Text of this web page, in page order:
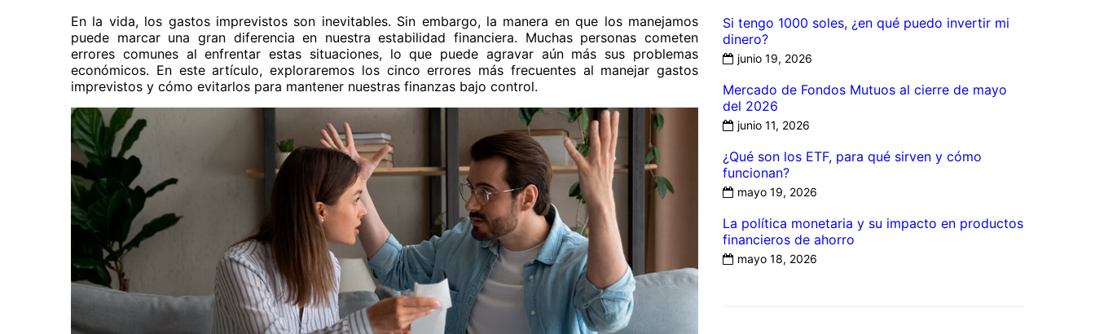
En la vida, los gastos imprevistos son inevitables. Sin embargo, la manera en que los manejamos
puede marcar una gran diferencia en nuestra estabilidad financiera. Muchas personas cometen
errores comunes al enfrentar estas situaciones, lo que puede agravar aún más sus problemas
económicos. En este artículo, exploraremos los cinco errores más frecuentes al manejar gastos
imprevistos y cómo evitarlos para mantener nuestras finanzas bajo control.
Si tengo 1000 soles, ¿en qué puedo invertir mi
dinero?
junio 19, 2026
Mercado de Fondos Mutuos al cierre de mayo
del 2026
junio 11, 2026
¿Qué son los ETF, para qué sirven y cómo
funcionan?
mayo 19, 2026
La política monetaria y su impacto en productos
financieros de ahorro
mayo 18, 2026